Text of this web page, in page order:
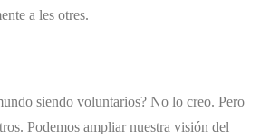
a les otres.
siendo voluntarios? No lo creo. Pero
Podemos ampliar nuestra visión del